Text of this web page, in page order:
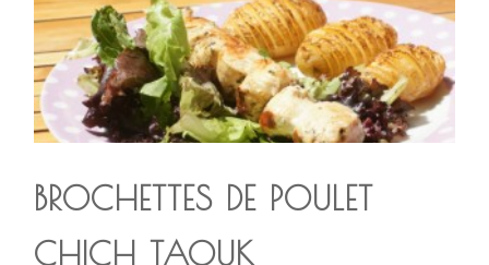
BROCHETTES DE POULET
CHICH TAOUK